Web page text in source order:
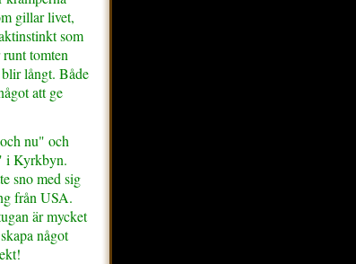
gillar livet,
som
tomten
långt. Både
att ge
nu" och
i Kyrkbyn.
sno med sig
från USA.
är mycket
något